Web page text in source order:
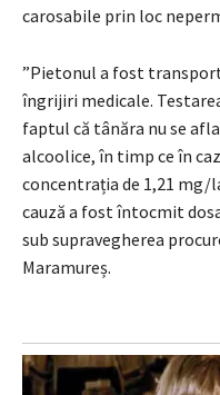
carosabile prin loc
”Pietonul a fost
îngrijiri medicale.
faptul că tânăra nu se
alcoolice, în timp ce în
concentrația de 1,21 mg/
cauză a fost întocmit
sub supravegherea
Maramureș.